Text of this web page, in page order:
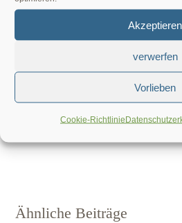
Akzeptieren
verwerfen
Vorlieben
Cookie-Richtlinie
unsere Postkarten
sehr schönes Gimmick
Grafikerin Bettina Uhse.
Ähnliche Beiträge